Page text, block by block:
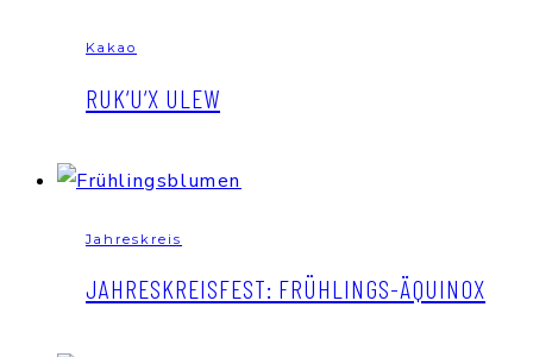
Kakao
RUK‘U‘X ULEW
Jahreskreis
JAHRESKREISFEST: FRÜHLINGS-ÄQUINOX